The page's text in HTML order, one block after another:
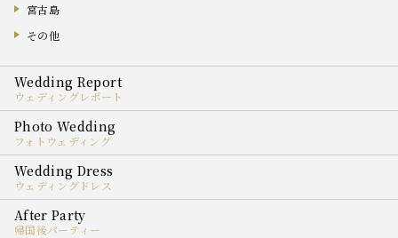
宮古島
その他
ウェディングレポート
フォトウェディング
ウェディングドレス
帰国後パーティー